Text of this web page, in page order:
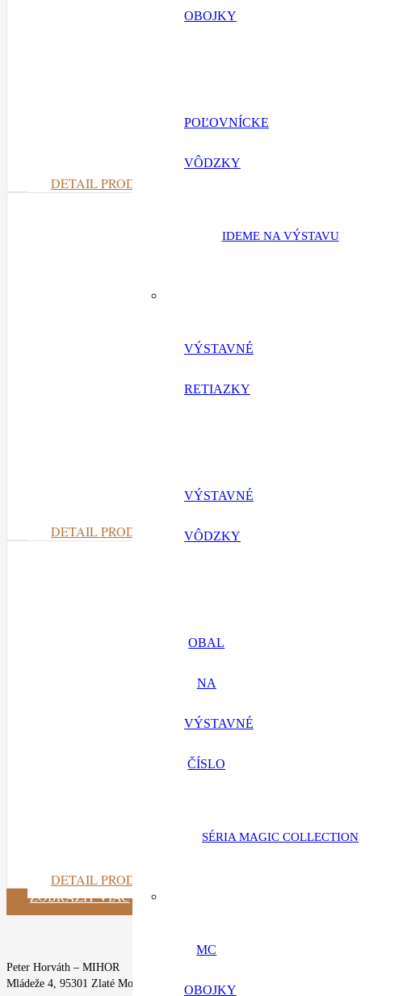
OBOJKY
POĽOVNÍCKE
VÔDZKY
IDEME NA VÝSTAVU
VÝSTAVNÉ
RETIAZKY
VÝSTAVNÉ
VÔDZKY
OBAL
NA
VÝSTAVNÉ
ČÍSLO
SÉRIA MAGIC COLLECTION
MC
OBOJKY
DETAIL PRODUKTU
DETAIL PRODUKTU
DETAIL PRODUKTU
ZOBRAZIŤ VIAC
Peter Horváth – MIHOR
Mládeže 4, 95301 Zlaté Moravce